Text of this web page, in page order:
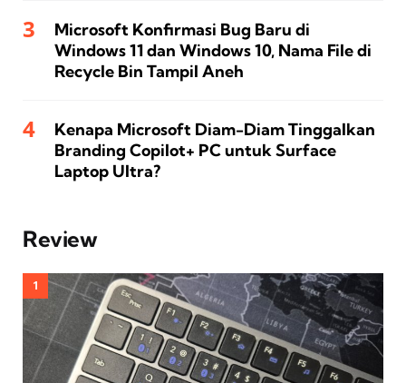
Microsoft Konfirmasi Bug Baru di
Windows 11 dan Windows 10, Nama File di
Recycle Bin Tampil Aneh
Kenapa Microsoft Diam-Diam Tinggalkan
Branding Copilot+ PC untuk Surface
Laptop Ultra?
Review